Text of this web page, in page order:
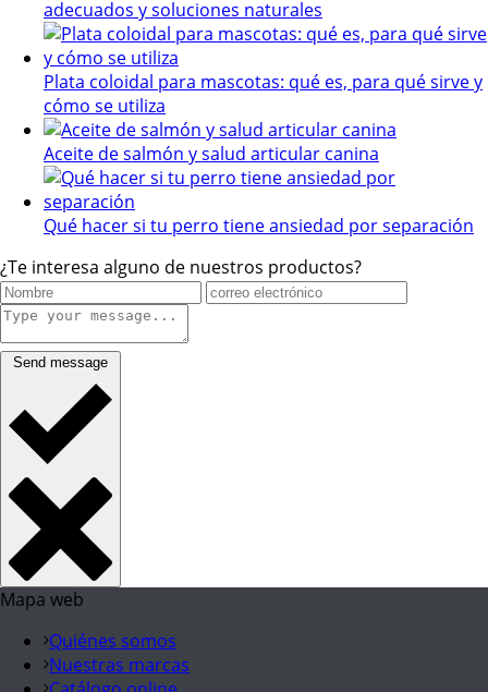
adecuados y soluciones naturales
Plata coloidal para mascotas: qué es, para qué sirve y
cómo se utiliza
Aceite de salmón y salud articular canina
Qué hacer si tu perro tiene ansiedad por separación
¿Te interesa alguno de nuestros productos?
Send message
Mapa web
Quiénes somos
Nuestras marcas